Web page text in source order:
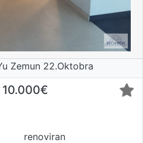
Zemun 22.Oktobra
10.000€
renoviran